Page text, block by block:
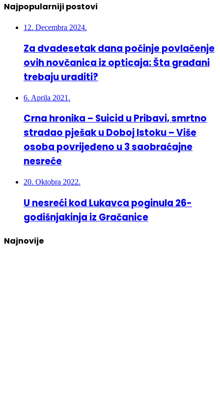
Najpopularniji postovi
12. Decembra 2024.
Za dvadesetak dana počinje povlačenje
ovih novčanica iz opticaja: Šta građani
trebaju uraditi?
6. Aprila 2021.
Crna hronika – Suicid u Pribavi, smrtno
stradao pješak u Doboj Istoku – Više
osoba povrijeđeno u 3 saobraćajne
nesreće
20. Oktobra 2022.
U nesreći kod Lukavca poginula 26-
godišnjakinja iz Gračanice
Najnovije